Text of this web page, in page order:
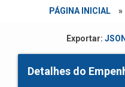
PÁGINA INICIAL »
Exportar: JSON
Detalhes do